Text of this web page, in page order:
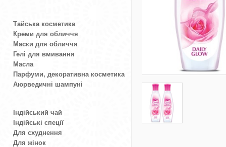
Тайська косметика
Креми для обличчя
Маски для обличчя
Гелі для вмивання
Масла
Парфуми, декоративна косметика
Аюрведичні шампуні
Індійський чай
Індійські спеції
Для схуднення
Для жінок